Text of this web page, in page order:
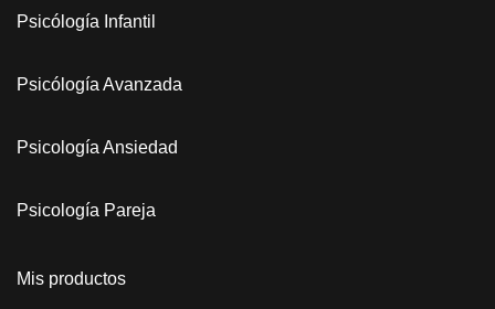
Psicólogía Infantil
Psicólogía Avanzada
Psicología Ansiedad
Psicología Pareja
Mis productos